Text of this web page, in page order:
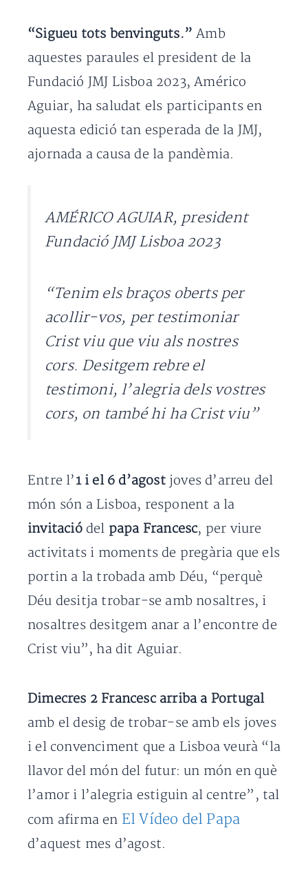
“Sigueu tots benvinguts.” Amb
aquestes paraules el president de la
Fundació JMJ Lisboa 2023, Américo
Aguiar, ha saludat els participants en
aquesta edició tan esperada de la JMJ,
ajornada a causa de la pandèmia.
AMÉRICO AGUIAR, president
Fundació JMJ Lisboa 2023
“Tenim els braços oberts per
acollir-vos, per testimoniar
Crist viu que viu als nostres
cors. Desitgem rebre el
testimoni, l’alegria dels vostres
cors, on també hi ha Crist viu”
Entre l’1 i el 6 d’agost joves d’arreu del
món són a Lisboa, responent a la
invitació del papa Francesc, per viure
activitats i moments de pregària que els
portin a la trobada amb Déu, “perquè
Déu desitja trobar-se amb nosaltres, i
nosaltres desitgem anar a l’encontre de
Crist viu”, ha dit Aguiar.
Dimecres 2 Francesc arriba a Portugal
amb el desig de trobar-se amb els joves
i el convenciment que a Lisboa veurà “la
llavor del món del futur: un món en què
l’amor i l’alegria estiguin al centre”, tal
com afirma en El Vídeo del Papa
d’aquest mes d’agost.